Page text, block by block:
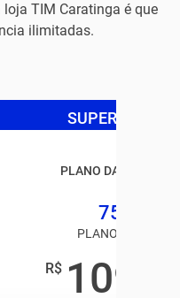
TIM Caratinga é que
ilimitadas.
SUPER OFERTA
PLANO DA TIM
75GB
PLANO TIM PÓS
R$ 109